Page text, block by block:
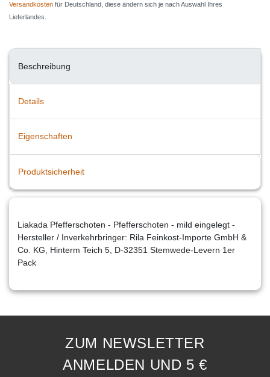
Versandkosten für Deutschland, diese ändern sich je nach Auswahl Ihres
Lieferlandes.
Beschreibung
Details
Eigenschaften
Produktsicherheit
Liakada Pfefferschoten - Pfefferschoten - mild eingelegt -
Hersteller / Inverkehrbringer: Rila Feinkost-Importe GmbH &
Co. KG, Hinterm Teich 5, D-32351 Stemwede-Levern 1er
Pack
ZUM NEWSLETTER
ANMELDEN UND 5 €